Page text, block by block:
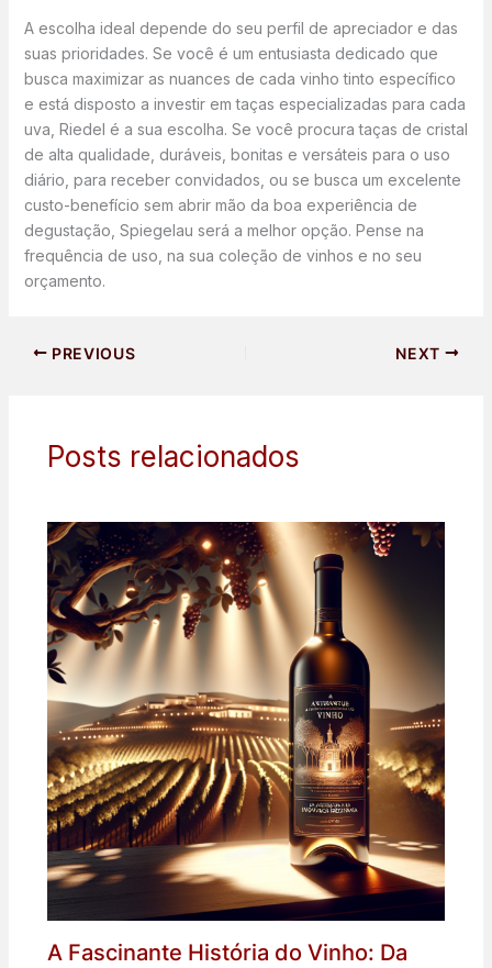
A escolha ideal depende do seu perfil de apreciador e das
suas prioridades. Se você é um entusiasta dedicado que
busca maximizar as nuances de cada vinho tinto específico
e está disposto a investir em taças especializadas para cada
uva, Riedel é a sua escolha. Se você procura taças de cristal
de alta qualidade, duráveis, bonitas e versáteis para o uso
diário, para receber convidados, ou se busca um excelente
custo-benefício sem abrir mão da boa experiência de
degustação, Spiegelau será a melhor opção. Pense na
frequência de uso, na sua coleção de vinhos e no seu
orçamento.
PREVIOUS NEXT
Posts relacionados
A Fascinante História do Vinho: Da